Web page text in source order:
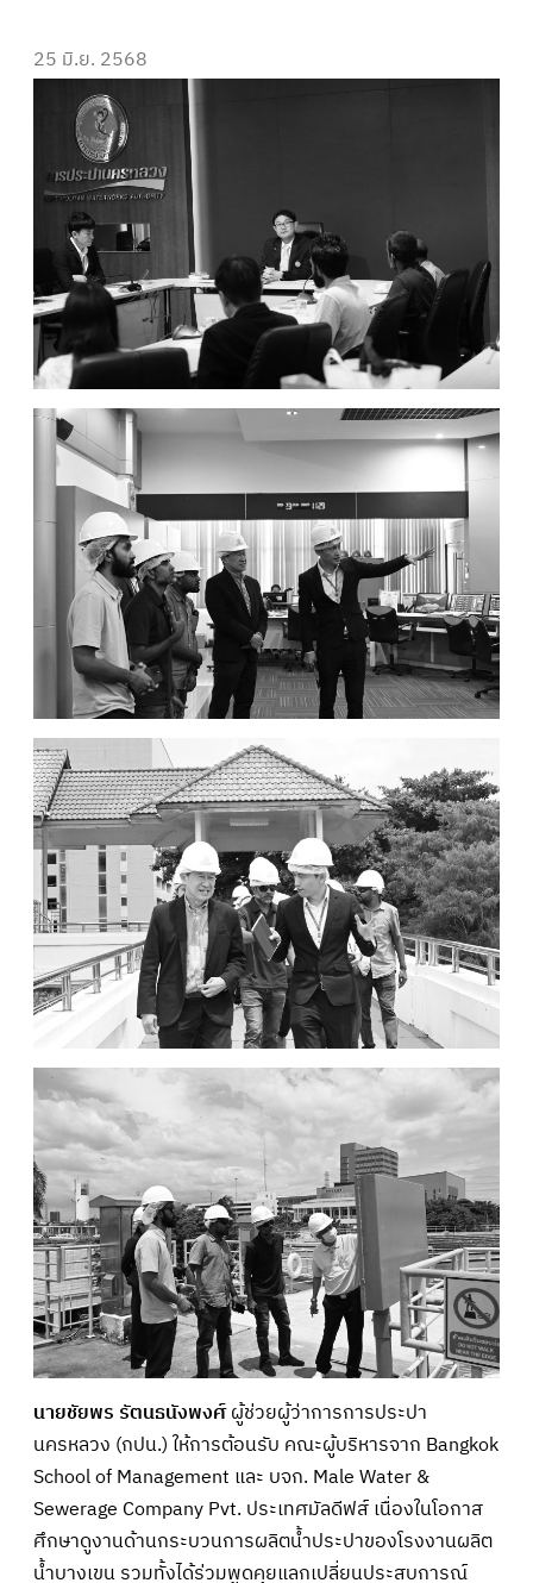
25 มิ.ย. 2568
นายชัยพร รัตนธนังพงศ์ผู้ช่วยผู้ว่าการการประปา
นครหลวง (กปน.) ให้การต้อนรับ คณะผู้บริหารจาก Bangkok
School of Management และ บจก. Male Water &
Sewerage Company Pvt. ประเทศมัลดีฟส์ เนื่องในโอกาส
ศึกษาดูงานด้านกระบวนการผลิตน้ำประปาของโรงงานผลิต
น้ำบางเขน รวมทั้งได้ร่วมพูดคุยแลกเปลี่ยนประสบการณ์